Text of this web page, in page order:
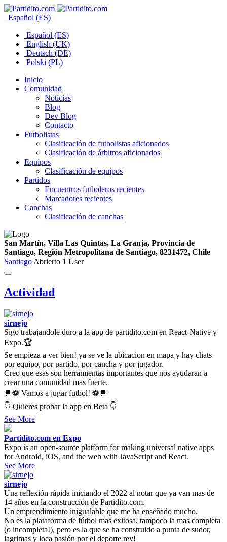
Español (ES)
Español (ES)
English (UK)
Deutsch (DE)
Polski (PL)
Inicio
Comunidad
Noticias
Blog
Dev Blog
Contacto
Futbolistas
Clasificación de futbolistas aficionados
Clasificación de árbitros aficionados
Equipos
Clasificación de equipos
Partidos
Encuentros futboleros recientes
Marcadores recientes
Canchas
Clasificación de canchas
San Martín, Villa Las Quintas, La Granja, Provincia de
Santiago, Región Metropolitana de Santiago, 8231472, Chile
Santiago Abrierto 1 User
Actividad
sirnejo
Sigo trabajandole duro a la app de partidito.com en React-Native y
Expo.🏆
Se empieza a ver bien! ya se ve la ubicacion en mapa y hay chats
por equipo, por partido, por cancha y por jugador.
Creo que esas son herramientas importantes que nos ayudaran a
crear una comunidad mas fuerte.
🥅⚽ Vamos a jugar futbol! ⚽🥅
👇 Quieres probar la app en Beta 👇
See More
Partidito.com en Expo
Expo is an open-source platform for making universal native apps
for Android, iOS, and the web with JavaScript and React.
See More
sirnejo
Una reflexión rápida iniciando el 2022 al notar que ya van mas de
14 años en la construcción de Partidito.com.
Un emprendimiento inigualable que me ha enseñado mucho.
No es la plataforma de fútbol mas exitosa, tampoco la mas completa
(o incompleta!), pero es la que se ha construido a punta de sudor,
lagrimas y loca pasión por el deporte rey!